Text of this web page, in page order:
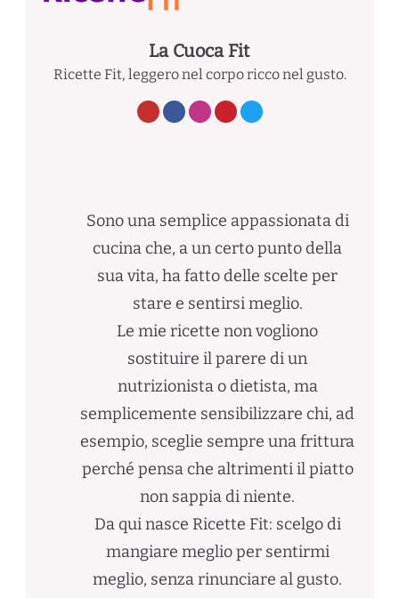
La Cuoca Fit
Ricette Fit, leggero nel corpo ricco nel gusto.
Sono una semplice appassionata di
cucina che, a un certo punto della
sua vita, ha fatto delle scelte per
stare e sentirsi meglio.
Le mie ricette non vogliono
sostituire il parere di un
nutrizionista o dietista, ma
semplicemente sensibilizzare chi, ad
esempio, sceglie sempre una frittura
perché pensa che altrimenti il piatto
non sappia di niente.
Da qui nasce Ricette Fit: scelgo di
mangiare meglio per sentirmi
meglio, senza rinunciare al gusto.